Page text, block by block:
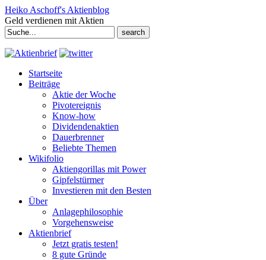
Heiko Aschoff's Aktienblog
Geld verdienen mit Aktien
Search
for:
Startseite
Beiträge
Aktie der Woche
Pivotereignis
Know-how
Dividendenaktien
Dauerbrenner
Beliebte Themen
Wikifolio
Aktiengorillas mit Power
Gipfelstürmer
Investieren mit den Besten
Über
Anlagephilosophie
Vorgehensweise
Aktienbrief
Jetzt gratis testen!
8 gute Gründe